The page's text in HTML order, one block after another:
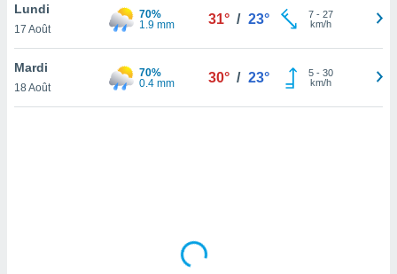
votre
à
en
le
Lundi
17 Août
70%
1.9 mm
31° / 23° 7- 27
km/h
Mardi
18 Août
70%
0.4 mm
30° / 23° 5- 30
km/h